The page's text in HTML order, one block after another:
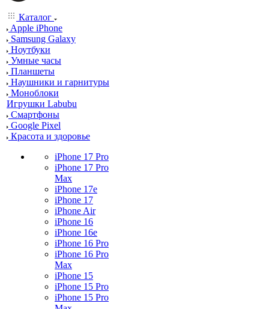
Каталог
Apple iPhone
Samsung Galaxy
Ноутбуки
Умные часы
Планшеты
Наушники и гарнитуры
Моноблоки
Игрушки Labubu
Смартфоны
Google Pixel
Красота и здоровье
iPhone 17 Pro
iPhone 17 Pro
Max
iPhone 17e
iPhone 17
iPhone Air
iPhone 16
iPhone 16e
iPhone 16 Pro
iPhone 16 Pro
Max
iPhone 15
iPhone 15 Pro
iPhone 15 Pro